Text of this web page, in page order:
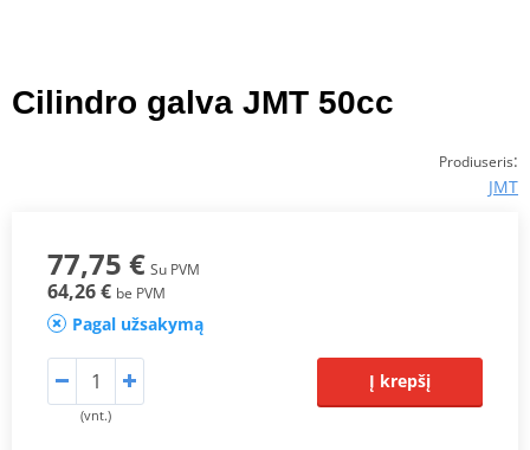
Cilindro galva JMT 50cc
Prodiuseris:
JMT
77,75 € Su PVM
64,26 € be PVM
Pagal užsakymą
(vnt.)
Į krepšį